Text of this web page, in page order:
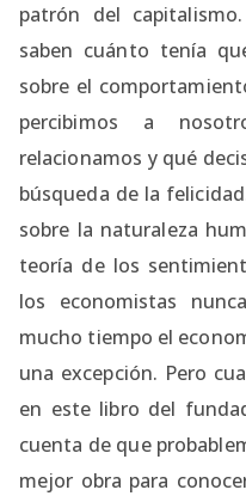
patrón del
saben cuánto tenía
sobre el
percibimos a
relacionamos y qué
búsqueda de la
sobre la naturaleza
teoría de los
los economistas
mucho tiempo el
una excepción. Pero
en este libro del
cuenta de que
mejor obra para